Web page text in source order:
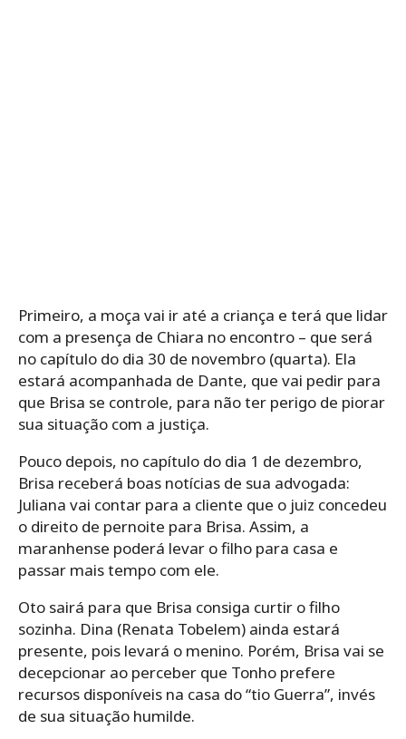
Primeiro, a moça vai ir até a criança e terá que lidar
com a presença de Chiara no encontro – que será
no capítulo do dia 30 de novembro (quarta). Ela
estará acompanhada de Dante, que vai pedir para
que Brisa se controle, para não ter perigo de piorar
sua situação com a justiça.
Pouco depois, no capítulo do dia 1 de dezembro,
Brisa receberá boas notícias de sua advogada:
Juliana vai contar para a cliente que o juiz concedeu
o direito de pernoite para Brisa. Assim, a
maranhense poderá levar o filho para casa e
passar mais tempo com ele.
Oto sairá para que Brisa consiga curtir o filho
sozinha. Dina (Renata Tobelem) ainda estará
presente, pois levará o menino. Porém, Brisa vai se
decepcionar ao perceber que Tonho prefere
recursos disponíveis na casa do “tio Guerra”, invés
de sua situação humilde.